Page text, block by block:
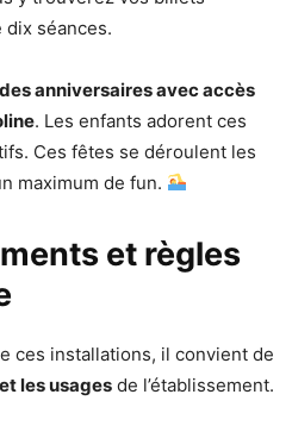
séances.
anniversaires avec accès
. Les enfants adorent ces
Ces fêtes se déroulent les
maximum de fun.
et règles
ces installations, il convient de
les usages de l’établissement.